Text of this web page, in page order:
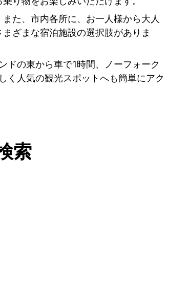
た、市内各所に、お一人様から大人
ざまな宿泊施設の選択肢がありま
ドの東から車で1時間、ノーフォーク
く人気の観光スポットへも簡単にアク
索